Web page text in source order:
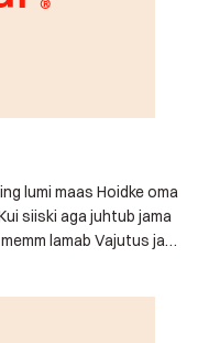
Kui siiski aga
pikali memm
loome Turvalist